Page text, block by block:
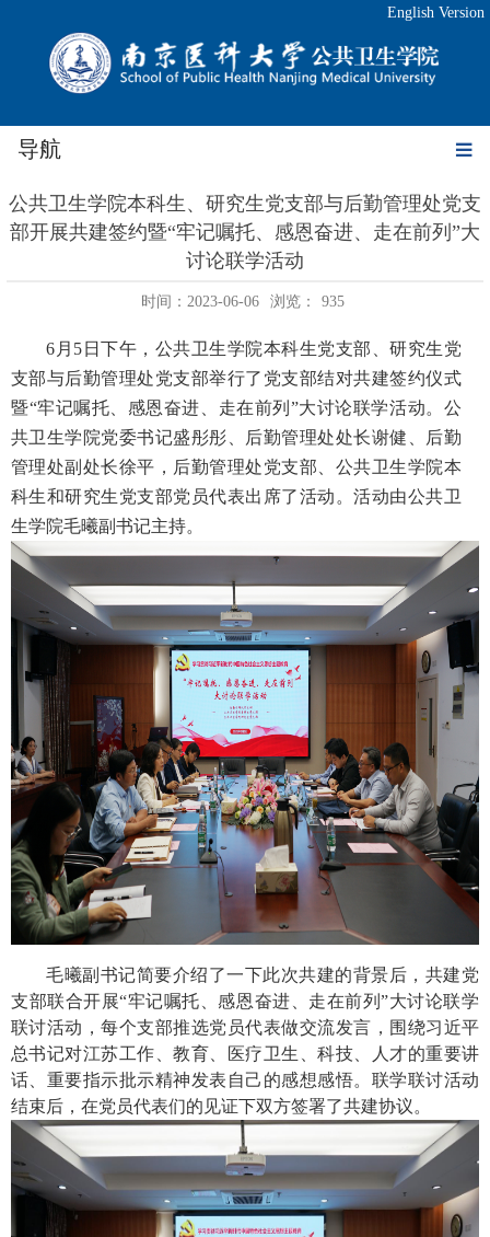
English Version
导航
公共卫生学院本科生、研究生党支部与后勤管理处党支
部开展共建签约暨“牢记嘱托、感恩奋进、走在前列”大
讨论联学活动
时间：2023-06-06 浏览： 935
6 月 5 日下午，公共卫生学院本科生党支部、研究生党
支部与后勤管理处党支部举行了党支部结对共建签约仪式
暨“牢记嘱托、感恩奋进、走在前列”大讨论联学活动。公
共卫生学院党委书记盛彤彤、后勤管理处处长谢健、后勤
管理处副处长徐平，后勤管理处党支部、公共卫生学院本
科生和研究生党支部党员代表出席了活动。活动由公共卫
生学院毛曦副书记主持。
毛曦副书记简要介绍了一下此次共建的背景后，共建党
支部联合开展“牢记嘱托、感恩奋进、走在前列”大讨论联学
联讨活动，每个支部推选党员代表做交流发言，围绕习近平
总书记对江苏工作、教育、医疗卫生、科技、人才的重要讲
话、重要指示批示精神发表自己的感想感悟。联学联讨活动
结束后，在党员代表们的见证下双方签署了共建协议。